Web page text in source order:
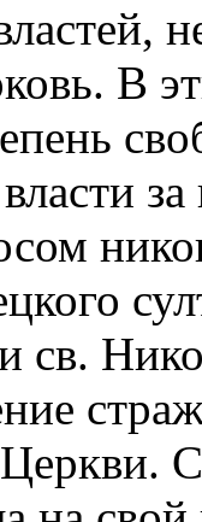
В
св.